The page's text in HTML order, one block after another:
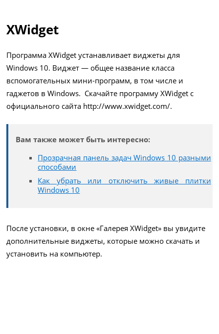
XWidget
Программа XWidget устанавливает виджеты для
Windows 10. Виджет — общее название класса
вспомогательных мини-программ, в том числе и
гаджетов в Windows. Скачайте программу XWidget с
официального сайта http://www.xwidget.com/.
Вам также может быть интересно:
Прозрачная панель задач Windows 10 разными
способами
Как убрать или отключить живые плитки
Windows 10
После установки, в окне «Галерея XWidget» вы увидите
дополнительные виджеты, которые можно скачать и
установить на компьютер.